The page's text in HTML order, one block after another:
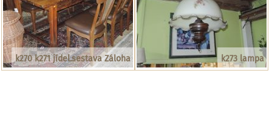
k270 k271 jídel.sestava Záloha k273 lampa